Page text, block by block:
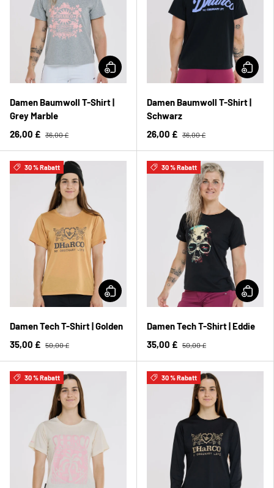
Damen Baumwoll T-Shirt |
Grey Marble
26,00 £ 36,00 £
Damen Baumwoll T-Shirt |
Schwarz
26,00 £ 36,00 £
30 % Rabatt
Damen Tech T-Shirt | Golden
35,00 £ 50,00 £
30 % Rabatt
Damen Tech T-Shirt | Eddie
35,00 £ 50,00 £
30 % Rabatt 30 % Rabatt